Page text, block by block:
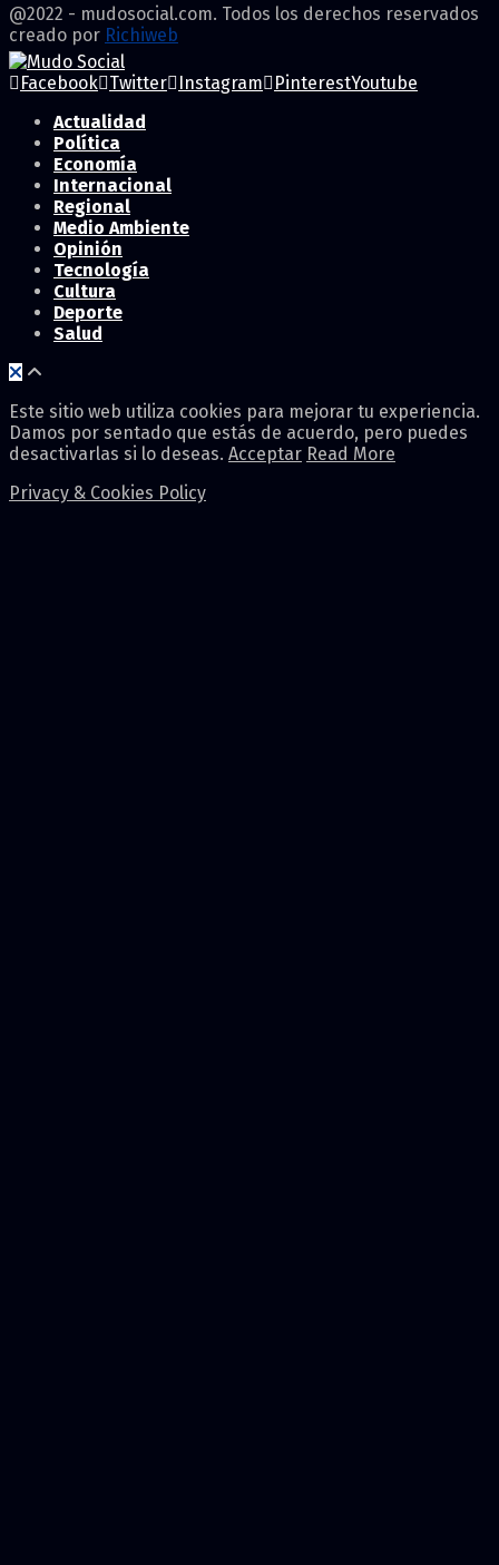
@2022 - mudosocial.com. Todos los derechos reservados
creado por Richiweb
Facebook Twitter Instagram PinterestYoutube
Actualidad
Política
Economía
Internacional
Regional
Medio Ambiente
Opinión
Tecnología
Cultura
Deporte
Salud
Este sitio web utiliza cookies para mejorar tu experiencia.
Damos por sentado que estás de acuerdo, pero puedes
desactivarlas si lo deseas. Acceptar Read More
Privacy & Cookies Policy